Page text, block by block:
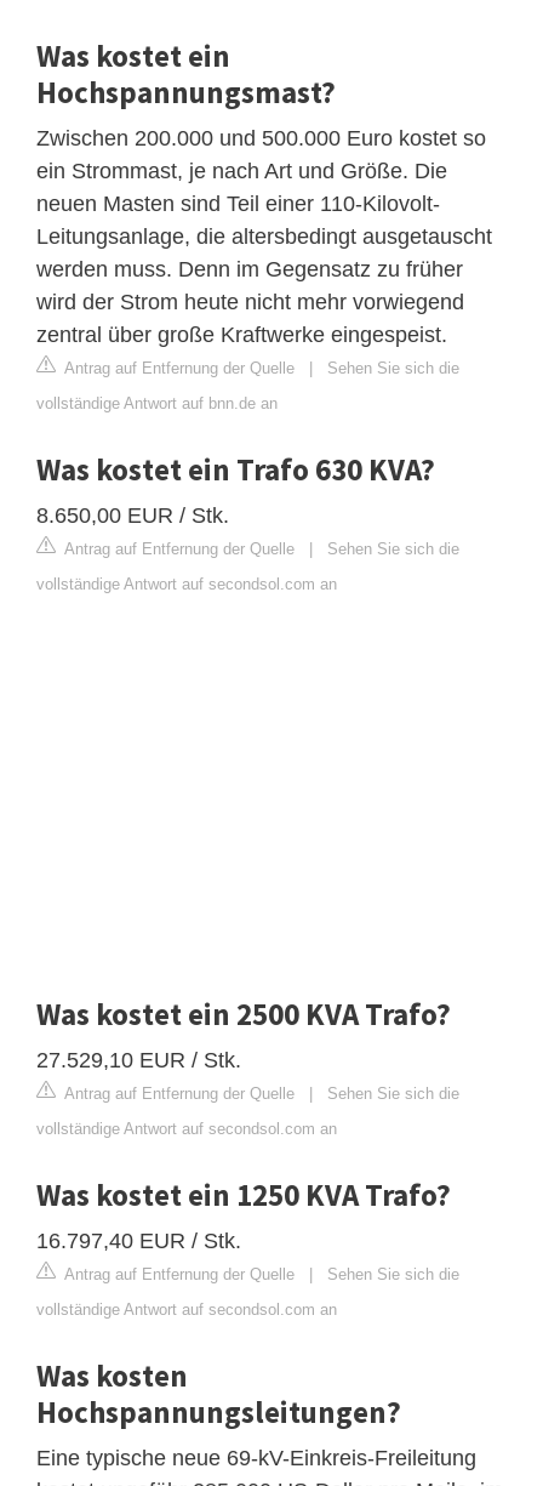
Was kostet ein
Hochspannungsmast?
Zwischen 200.000 und 500.000 Euro kostet so
ein Strommast, je nach Art und Größe. Die
neuen Masten sind Teil einer 110-Kilovolt-
Leitungsanlage, die altersbedingt ausgetauscht
werden muss. Denn im Gegensatz zu früher
wird der Strom heute nicht mehr vorwiegend
zentral über große Kraftwerke eingespeist.
Antrag auf Entfernung der Quelle | Sehen Sie sich die
vollständige Antwort auf bnn.de an
Was kostet ein Trafo 630 KVA?
8.650,00 EUR / Stk.
Antrag auf Entfernung der Quelle | Sehen Sie sich die
vollständige Antwort auf secondsol.com an
Was kostet ein 2500 KVA Trafo?
27.529,10 EUR / Stk.
Antrag auf Entfernung der Quelle | Sehen Sie sich die
vollständige Antwort auf secondsol.com an
Was kostet ein 1250 KVA Trafo?
16.797,40 EUR / Stk.
Antrag auf Entfernung der Quelle | Sehen Sie sich die
vollständige Antwort auf secondsol.com an
Was kosten
Hochspannungsleitungen?
Eine typische neue 69-kV-Einkreis-Freileitung